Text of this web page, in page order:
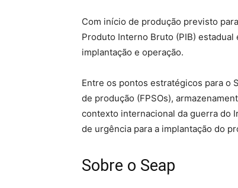
Com início de produção previsto
Produto Interno Bruto (PIB)
implantação e operação.
Entre os pontos estratégicos para o
de produção (FPSOs),
contexto internacional da guerra do
de urgência para a implantação do
Sobre o Seap